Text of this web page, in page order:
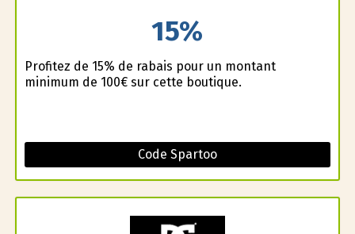
15%
Profitez de 15% de rabais pour un montant
minimum de 100€ sur cette boutique.
Code Spartoo